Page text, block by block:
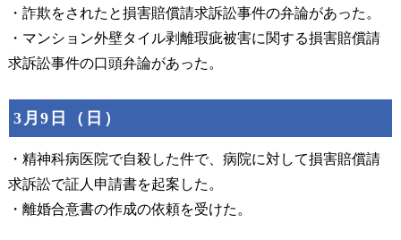
・詐欺をされたと損害賠償請求訴訟事件の弁論があった。
・マンション外壁タイル剥離瑕疵被害に関する損害賠償請
求訴訟事件の口頭弁論があった。
3月9日（日）
・精神科病医院で自殺した件で、病院に対して損害賠償請
求訴訟で証人申請書を起案した。
・離婚合意書の作成の依頼を受けた。